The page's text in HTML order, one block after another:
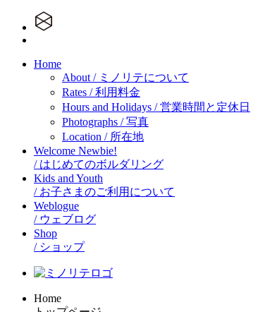
Home
About / ミノリテについて
Rates / 利用料金
Hours and Holidays / 営業時間と定休日
Photographs / 写真
Location / 所在地
Welcome Newbie!
/ はじめてのボルダリング
Kids and Youth
/ お子さまのご利用について
Weblogue
/ ウェブログ
Shop
/ ショップ
Home